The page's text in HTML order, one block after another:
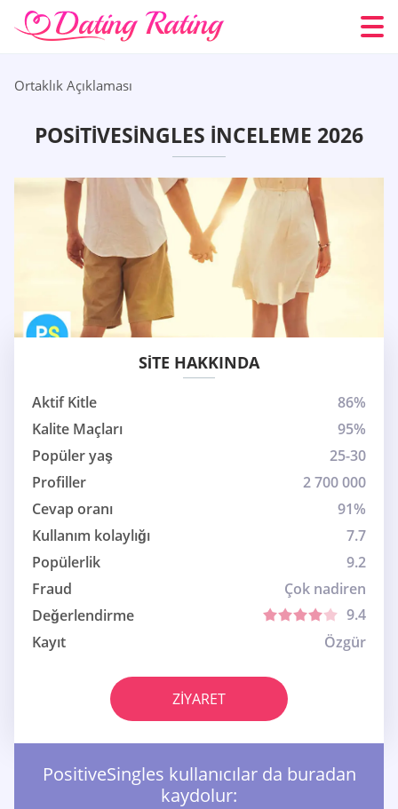
Ortaklık Açıklaması
POSITIVESINGLES İNCELEME 2026
SITE HAKKINDA
Aktif Kitle
86%
Kalite Maçları
95%
Popüler yaş
25-30
Profiller
2 700 000
Cevap oranı
91%
Kullanım kolaylığı
7.7
Popülerlik
9.2
Fraud
Çok nadiren
Değerlendirme
9.4
Kayıt
Özgür
ZIYARET
PositiveSingles kullanıcılar da buradan
kaydolur: